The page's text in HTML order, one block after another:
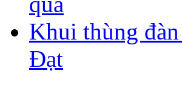
Khui thùng
Đạt